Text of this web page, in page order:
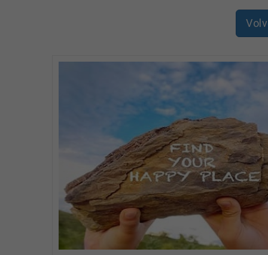
Formación desde el primer día para que tu
Retribución flexible (Seguro médico, comida,
Y no olvidemos el equipo con el que te
Amavir es una de las compañías líderes en
Comunidades Autónomas y con una plantilla de
residenciales y de centro de día).
En los centros Amavir, cada usuario es
por ti", apuesta por dar visibilidad y empoderar a
acondicionando el entorno según sus
¡No dejes pasar la oportunidad de formar parte de
AMAVIR garantiza la aplicación del principio de
procesos de reclutamiento y selección.